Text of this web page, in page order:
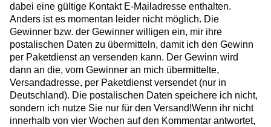
dabei eine gültige Kontakt E-Mailadresse enthalten.
Anders ist es momentan leider nicht möglich. Die
Gewinner bzw. der Gewinner willigen ein, mir ihre
postalischen Daten zu übermitteln, damit ich den Gewinn
per Paketdienst an versenden kann. Der Gewinn wird
dann an die, vom Gewinner an mich übermittelte,
Versandadresse, per Paketdienst versendet (nur in
Deutschland). Die postalischen Daten speichere ich nicht,
sondern ich nutze Sie nur für den Versand!Wenn ihr nicht
innerhalb von vier Wochen auf den Kommentar antwortet,